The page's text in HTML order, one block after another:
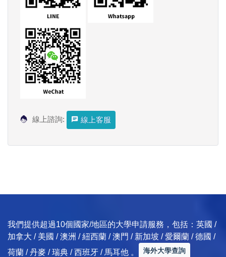
線上諮詢: 線上客服
我們提供超過10個國家/地區的大學申請服務，包括：英國 /
加拿大 / 美國 / 澳洲 / 紐西蘭 / 澳門 / 新加坡 / 愛爾蘭 / 德國 /
荷蘭 / 丹麥 / 瑞典 / 西班牙 / 馬耳他 。
海外大學查詢